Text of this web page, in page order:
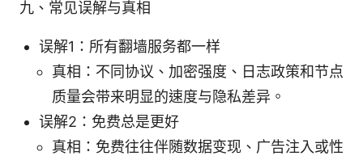
九、常见误解与真相
误解1：所有翻墙服务都一样
真相：不同协议、加密强度、日志政策和节点
质量会带来明显的速度与隐私差异。
误解2：免费总是更好
真相：免费往往伴随数据变现、广告注入或性